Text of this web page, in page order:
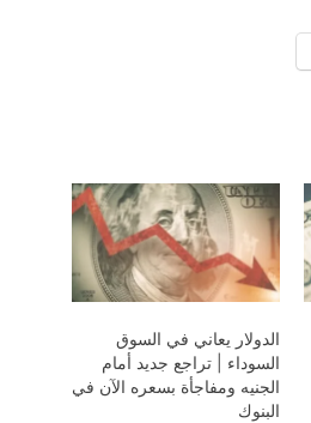
الدولار يعاني في السوق
السوداء | تراجع جديد أمام
الجنيه ومفاجأة بسعره الآن في
البنوك